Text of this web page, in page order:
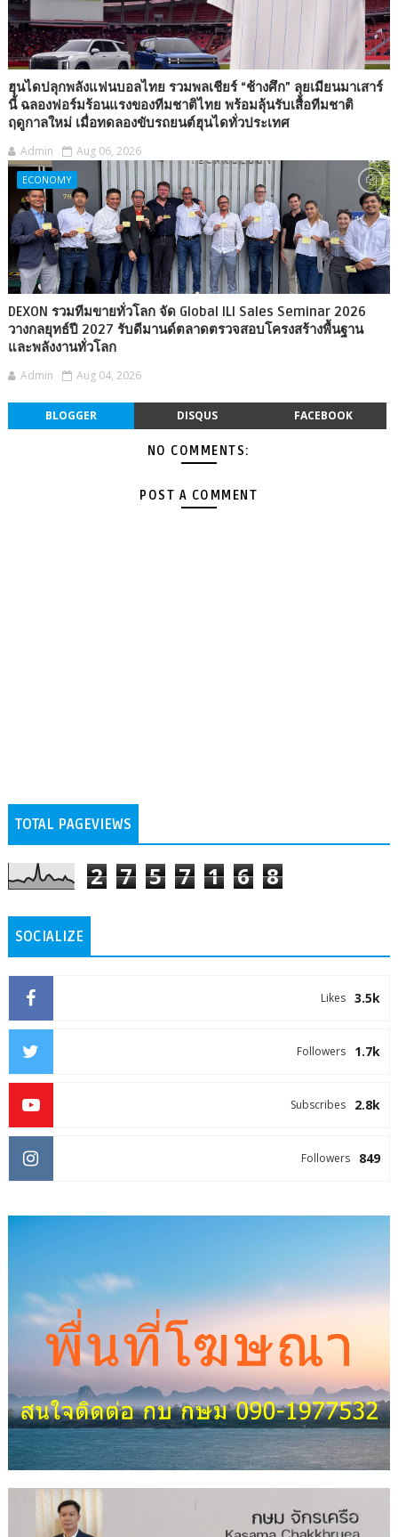
ฮุนไดปลุกพลังแฟนบอลไทย รวมพลเชียร์ “ช้างศึก” ลุยเมียนมาเสาร์
นี้ ฉลองฟอร์มร้อนแรงของทีมชาติไทย พร้อมลุ้นรับเสื้อทีมชาติ
ฤดูกาลใหม่ เมื่อทดลองขับรถยนต์ฮุนไดทั่วประเทศ
Admin Aug 06, 2026
ECONOMY
DEXON รวมทีมขายทั่วโลก จัด Global ILI Sales Seminar 2026
วางกลยุทธ์ปี 2027 รับดีมานด์ตลาดตรวจสอบโครงสร้างพื้นฐาน
และพลังงานทั่วโลก
Admin Aug 04, 2026
BLOGGER DISQUS FACEBOOK
NO COMMENTS:
POST A COMMENT
TOTAL PAGEVIEWS
2 7 5 7 1 6 8
SOCIALIZE
3.5k
Likes
1.7k
Followers
2.8k
Subscribes
849
Followers